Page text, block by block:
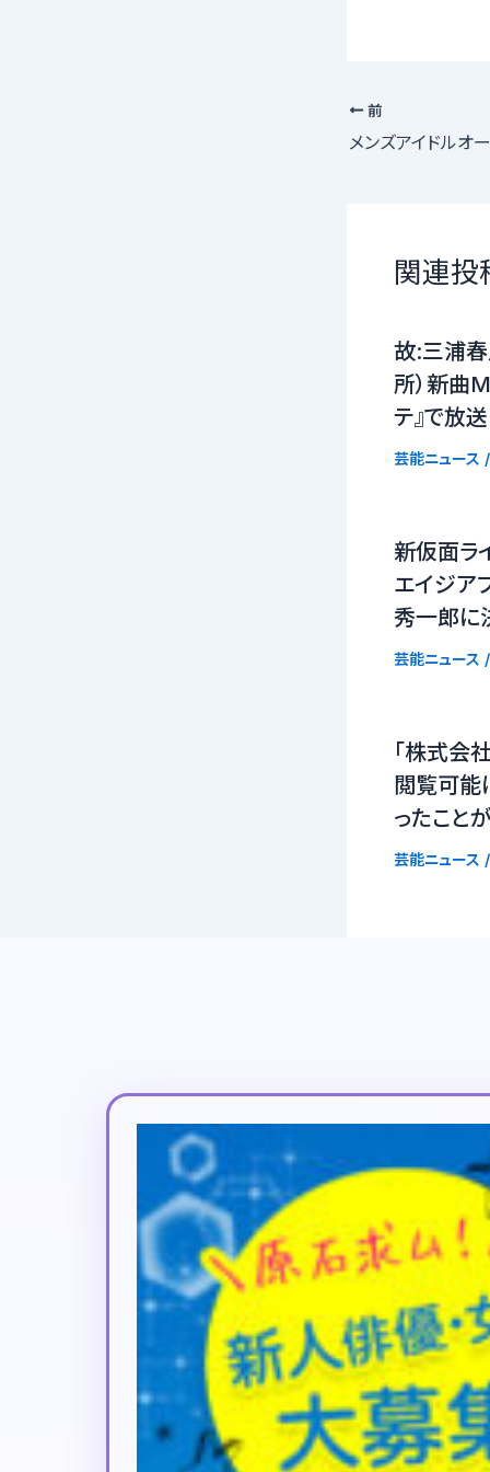
前
メンズアイドルオ
関連投
故:三浦春
所）新曲
テ』で放送
芸能ニュース
新仮面ラ
エイジア
秀一郎に
芸能ニュース
「株式会
閲覧可能
ったこと
芸能ニュース